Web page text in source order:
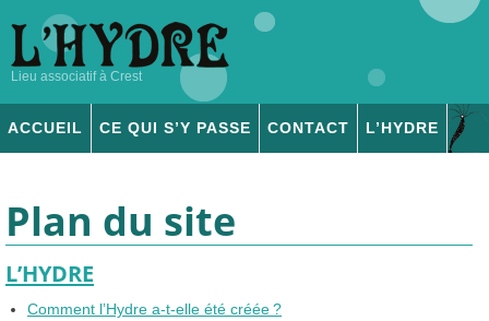
Lieu associatif à Crest
ACCUEIL CE QUI S’Y PASSE CONTACT L’HYDRE
Plan du site
L’HYDRE
Comment l’Hydre a-t-elle été créée?